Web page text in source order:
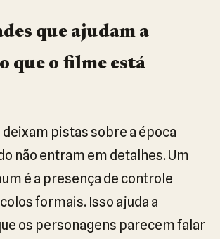
que ajudam a
que o filme está
pistas sobre a época
não entram em detalhes. Um
é a presença de controle
formais. Isso ajuda a
os personagens parecem falar